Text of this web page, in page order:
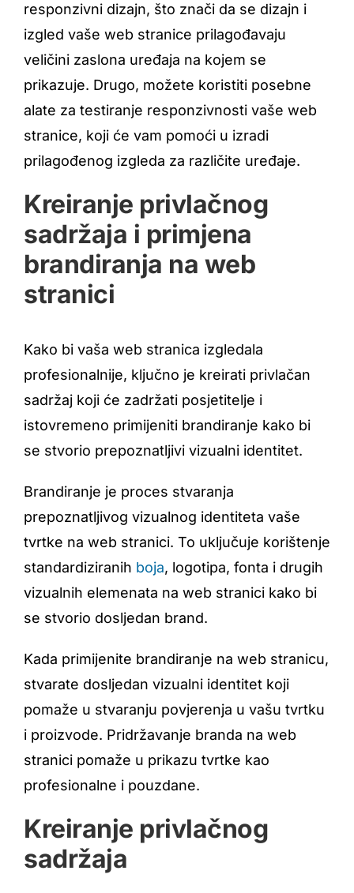
responzivni dizajn, što znači da se dizajn i
izgled vaše web stranice prilagođavaju
veličini zaslona uređaja na kojem se
prikazuje. Drugo, možete koristiti posebne
alate za testiranje responzivnosti vaše web
stranice, koji će vam pomoći u izradi
prilagođenog izgleda za različite uređaje.
Kreiranje privlačnog
sadržaja i primjena
brandiranja na web
stranici
Kako bi vaša web stranica izgledala
profesionalnije, ključno je kreirati privlačan
sadržaj koji će zadržati posjetitelje i
istovremeno primijeniti brandiranje kako bi
se stvorio prepoznatljivi vizualni identitet.
Brandiranje je proces stvaranja
prepoznatljivog vizualnog identiteta vaše
tvrtke na web stranici. To uključuje korištenje
standardiziranih boja, logotipa, fonta i drugih
vizualnih elemenata na web stranici kako bi
se stvorio dosljedan brand.
Kada primijenite brandiranje na web stranicu,
stvarate dosljedan vizualni identitet koji
pomaže u stvaranju povjerenja u vašu tvrtku
i proizvode. Pridržavanje branda na web
stranici pomaže u prikazu tvrtke kao
profesionalne i pouzdane.
Kreiranje privlačnog
sadržaja